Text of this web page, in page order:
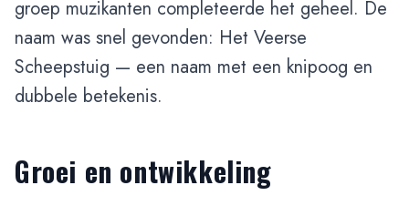
groep muzikanten completeerde het geheel. De
naam was snel gevonden: Het Veerse
Scheepstuig — een naam met een knipoog en
dubbele betekenis.
Groei en ontwikkeling